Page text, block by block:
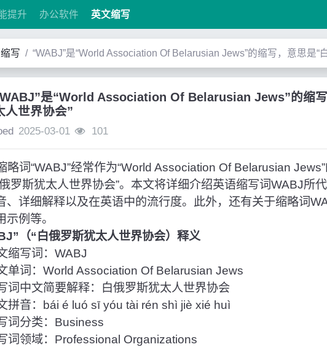
提升 办公软件 英文缩写
写 “WABJ”是“World Association Of Belarusian Jews”的缩写，意思是“
是“World Association Of Belarusian Jews”的缩
人世界协会”
2025-03-01 101
词“WABJ”经常作为“World Association Of Belarusian
罗斯犹太人世界协会”。本文将详细介绍英语缩写词WABJ所
、详细解释以及在英语中的流行度。此外，还有关于缩略词
示例等。
（“白俄罗斯犹太人世界协会）释义
缩写词：WABJ
单词：World Association Of Belarusian Jews
词中文简要解释：白俄罗斯犹太人世界协会
拼音：bái é luó sī yóu tài rén shì jiè xié huì
词分类：Business
词领域：Professional Organizations